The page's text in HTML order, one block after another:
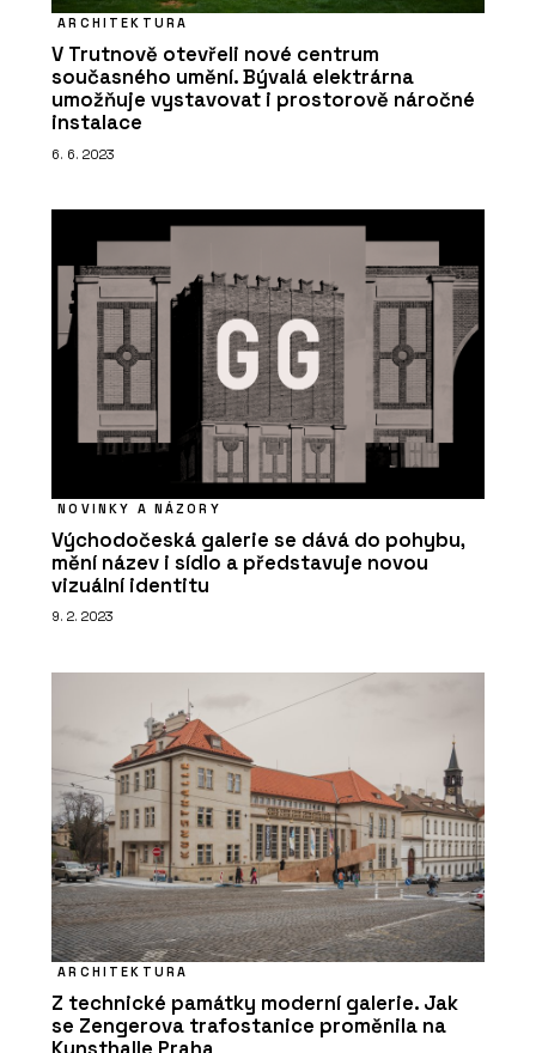
PRODUKTY
Aplikace Twinmotion - CEGRA
ČLÁNKY
Nová verze vizualizačního programu
Twinmotion přináší funkce a
vylepšení, která ocení architekti
ČLÁNKY
Zvenku moderní a účelná
architektura, uvnitř kvalitní prostory
pro výuku a velkorysé atrium – novou
budovu ekonomické fakulty v Ostravě
brzy zaplní studenti
ARCHITEKTURA
V Trutnově otevřeli nové centrum
současného umění. Bývalá elektrárna
umožňuje vystavovat i prostorově náročné
instalace
6. 6. 2023
NOVINKY A NÁZORY
Východočeská galerie se dává do pohybu,
mění název i sídlo a představuje novou
vizuální identitu
9. 2. 2023
ARCHITEKTURA
Z technické památky moderní galerie. Jak
se Zengerova trafostanice proměnila na